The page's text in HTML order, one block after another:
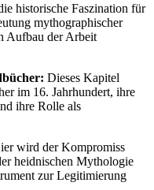
historische Faszination für
mythographischer
Aufbau der Arbeit
Dieses Kapitel
im 16. Jahrhundert, ihre
ihre Rolle als
wird der Kompromiss
heidnischen Mythologie
zur Legitimierung